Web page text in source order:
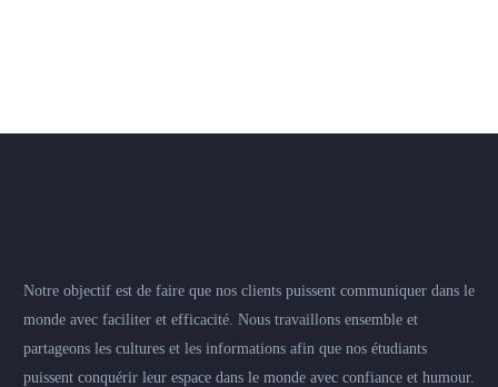
Notre objectif est de faire que nos clients puissent communiquer dans le
monde avec faciliter et efficacité. Nous travaillons ensemble et
partageons les cultures et les informations afin que nos étudiants
puissent conquérir leur espace dans le monde avec confiance et humour.